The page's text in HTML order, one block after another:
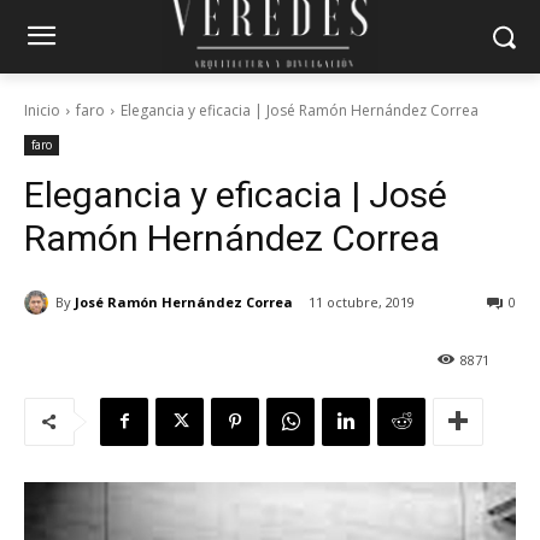
Inicio faro Elegancia y eficacia | José Ramón Hernández Correa
faro
Elegancia y eficacia | José
Ramón Hernández Correa
By José Ramón Hernández Correa 11 octubre, 2019 0
8871